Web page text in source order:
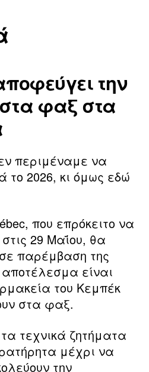
την
φαξ στα
περιμέναμε να
2026, κι όμως εδώ
που επρόκειτο να
29 Μαΐου, θα
παρέμβαση της
είναι
του Κεμπέκ
στα φαξ.
τεχνικά ζητήματα
μέχρι να
την